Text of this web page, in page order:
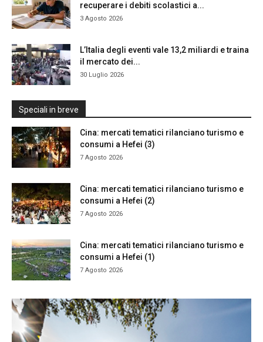
recuperare i debiti scolastici a...
3 Agosto 2026
L’Italia degli eventi vale 13,2 miliardi e traina
il mercato dei...
30 Luglio 2026
Speciali in breve
Cina: mercati tematici rilanciano turismo e
consumi a Hefei (3)
7 Agosto 2026
Cina: mercati tematici rilanciano turismo e
consumi a Hefei (2)
7 Agosto 2026
Cina: mercati tematici rilanciano turismo e
consumi a Hefei (1)
7 Agosto 2026